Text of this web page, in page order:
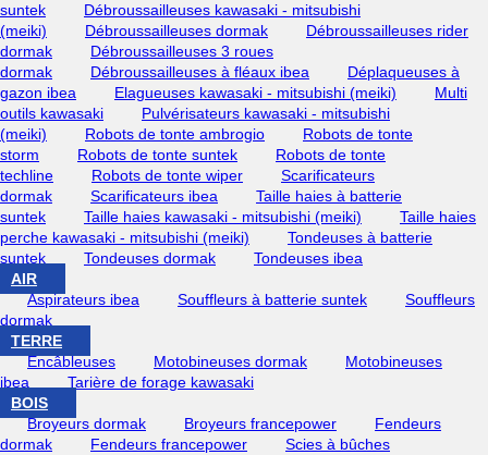
suntek
Débroussailleuses kawasaki - mitsubishi
(meiki)
Débroussailleuses dormak
Débroussailleuses rider
dormak
Débroussailleuses 3 roues
dormak
Débroussailleuses à fléaux ibea
Déplaqueuses à
gazon ibea
Elagueuses kawasaki - mitsubishi (meiki)
Multi
outils kawasaki
Pulvérisateurs kawasaki - mitsubishi
(meiki)
Robots de tonte ambrogio
Robots de tonte
storm
Robots de tonte suntek
Robots de tonte
techline
Robots de tonte wiper
Scarificateurs
dormak
Scarificateurs ibea
Taille haies à batterie
suntek
Taille haies kawasaki - mitsubishi (meiki)
Taille haies
perche kawasaki - mitsubishi (meiki)
Tondeuses à batterie
suntek
Tondeuses dormak
Tondeuses ibea
AIR
Aspirateurs ibea
Souffleurs à batterie suntek
Souffleurs
dormak
TERRE
Encâbleuses
Motobineuses dormak
Motobineuses
ibea
Tarière de forage kawasaki
BOIS
Broyeurs dormak
Broyeurs francepower
Fendeurs
dormak
Fendeurs francepower
Scies à bûches